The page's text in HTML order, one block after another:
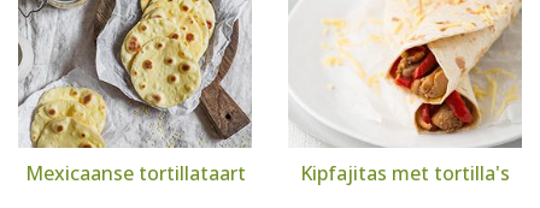
Mexicaanse tortillataart Kipfajitas met tortilla's